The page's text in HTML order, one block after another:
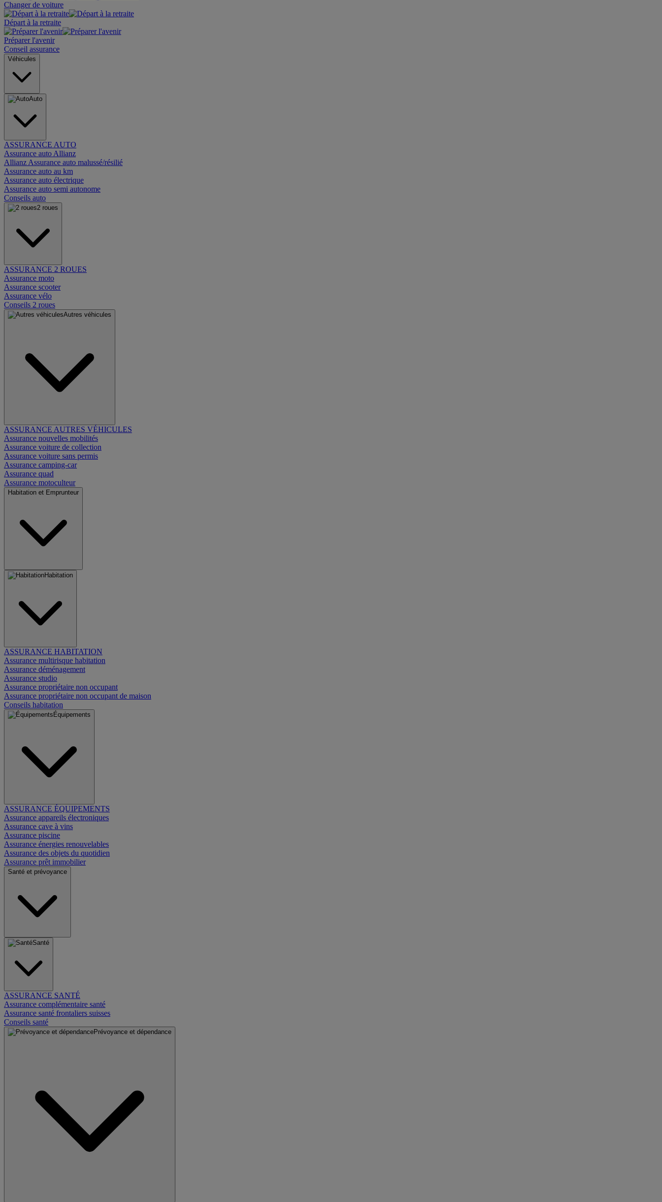
Changer de voiture
Départ à la retraite
Préparer l'avenir
Conseil assurance
Véhicules
Auto
ASSURANCE AUTO
Assurance auto Allianz
Allianz Assurance auto malussé/résilié
Assurance auto au km
Assurance auto électrique
Assurance auto semi autonome
Conseils auto
2 roues
ASSURANCE 2 ROUES
Assurance moto
Assurance scooter
Assurance vélo
Conseils 2 roues
Autres véhicules
ASSURANCE AUTRES VÉHICULES
Assurance nouvelles mobilités
Assurance voiture de collection
Assurance voiture sans permis
Assurance camping-car
Assurance quad
Assurance motoculteur
Habitation et Emprunteur
Habitation
ASSURANCE HABITATION
Assurance multirisque habitation
Assurance déménagement
Assurance studio
Assurance propriétaire non occupant
Assurance propriétaire non occupant de maison
Conseils habitation
Équipements
ASSURANCE ÉQUIPEMENTS
Assurance appareils électroniques
Assurance cave à vins
Assurance piscine
Assurance énergies renouvelables
Assurance des objets du quotidien
Assurance prêt immobilier
Santé et prévoyance
Santé
ASSURANCE SANTÉ
Assurance complémentaire santé
Assurance santé frontaliers suisses
Conseils santé
Prévoyance et dépendance